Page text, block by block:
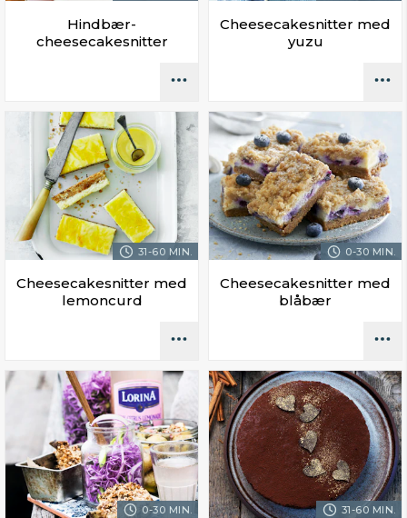
Hindbær-
cheesecakesnitter
Cheesecakesnitter med
yuzu
31-60 MIN.
Cheesecakesnitter med
lemoncurd
0-30 MIN.
Cheesecakesnitter med
blåbær
0-30 MIN. 31-60 MIN.